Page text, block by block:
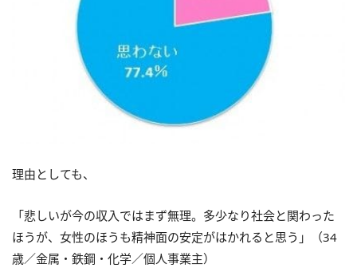
理由としても、
「悲しいが今の収入ではまず無理。多少なり社会と関わった
ほうが、女性のほうも精神面の安定がはかれると思う」（34
歳／金属・鉄鋼・化学／個人事業主）